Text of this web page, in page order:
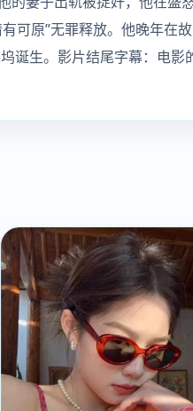
可原”无罪释放。他晚年在
诞生。影片结尾字幕：电影